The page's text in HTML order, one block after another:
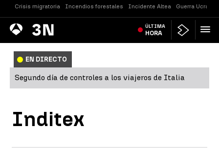
Crisis migratoria Incendios forestales Incidente Altea Guerra Ucrania
Antena
3 Noticias ÚLTIMA
HORA
EN DIRECTO
Segundo día de controles a los viajeros de Italia
Inditex